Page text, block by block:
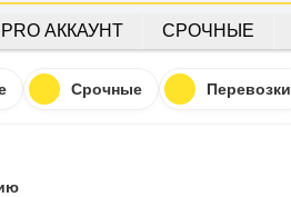
PRO АККАУНТ СРОЧНЫЕ
Срочные Перевозки